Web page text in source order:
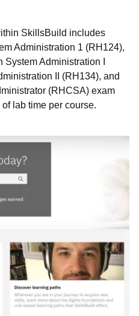
SkillsBuild includes
Administration 1 (RH124),
Administration I
II (RH134), and
(RHCSA) exam
lab time per course.